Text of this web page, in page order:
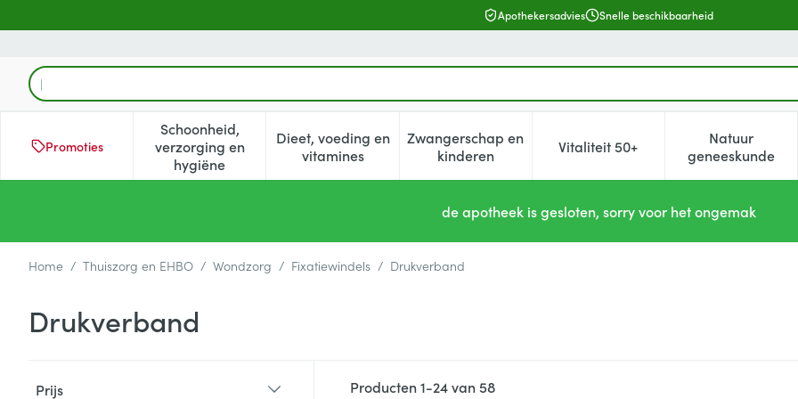
Apothekersadvies Snelle beschikbaarheid
Product, merk, categorie...
Promoties
Schoonheid,
verzorging en
hygiëne
Toon submenu voor Schoonheid, verzorging en hygiëne categorie
Dieet, voeding en
vitaminesToon submenu voor Dieet, voeding en vitamines categorie
Zwangerschap en
kinderenToon submenu voor Zwangerschap en kinderen
Vitaliteit 50+Toon submenu voor Vitaliteit
Natuur
geneeskunde
Toon
de apotheek is gesloten, sorry voor het ongemak
Home / Thuiszorg en EHBO / Wondzorg / Fixatiewindels / Drukverband
Drukverband
Prijs
Producten1-24van58